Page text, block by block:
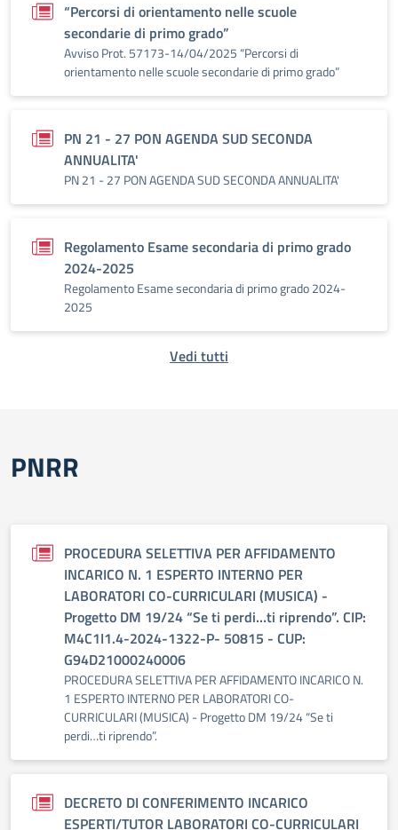
“Percorsi di orientamento nelle scuole
secondarie di primo grado”
Avviso Prot. 57173-14/04/2025 “Percorsi di
orientamento nelle scuole secondarie di primo grado”
PN 21 - 27 PON AGENDA SUD SECONDA
ANNUALITA'
PN 21 - 27 PON AGENDA SUD SECONDA ANNUALITA'
Regolamento Esame secondaria di primo grado
2024-2025
Regolamento Esame secondaria di primo grado 2024-
2025
Vedi tutti
PNRR
PROCEDURA SELETTIVA PER AFFIDAMENTO
INCARICO N. 1 ESPERTO INTERNO PER
LABORATORI CO-CURRICULARI (MUSICA) -
Progetto DM 19/24 “Se ti perdi…ti riprendo”. CIP:
M4C1I1.4-2024-1322-P- 50815 - CUP:
G94D21000240006
PROCEDURA SELETTIVA PER AFFIDAMENTO INCARICO N.
1 ESPERTO INTERNO PER LABORATORI CO-
CURRICULARI (MUSICA) - Progetto DM 19/24 “Se ti
perdi…ti riprendo”.
DECRETO DI CONFERIMENTO INCARICO
ESPERTI/TUTOR LABORATORI CO-CURRICULARI